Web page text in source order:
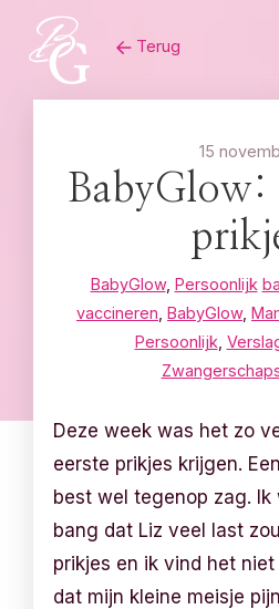
content
Terug
15
BabyGlow:
BabyGlow, Persoonlijk
vaccineren BabyGlow,
Persoonlijk
Deze week was het zo
eerste prikjes krijgen.
best wel tegenop zag. Ik
bang dat Liz veel last
prikjes en ik vind het
dat mijn kleine meisje